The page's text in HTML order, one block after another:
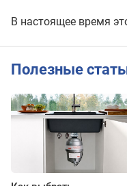
В настоящее время
Полезные